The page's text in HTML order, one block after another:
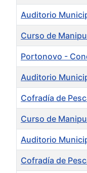
Auditorio
Curso de
Portonovo -
Auditorio
Cofradía de
Curso de
Auditorio
Cofradía de